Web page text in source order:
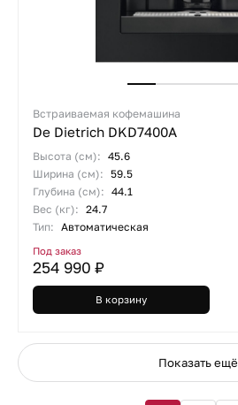
Встраиваемая кофемашина
De Dietrich DKD7400A
Высота (см): 45.6
Ширина (см): 59.5
Глубина (см): 44.1
Вес (кг): 24.7
Тип: Автоматическая
Под заказ
254 990 ₽
В корзину
Показать ещё